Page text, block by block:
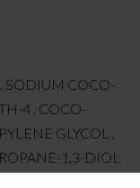
SODIUM COCO-
4 , COCO-
GLYCOL ,
1,3-DIOL